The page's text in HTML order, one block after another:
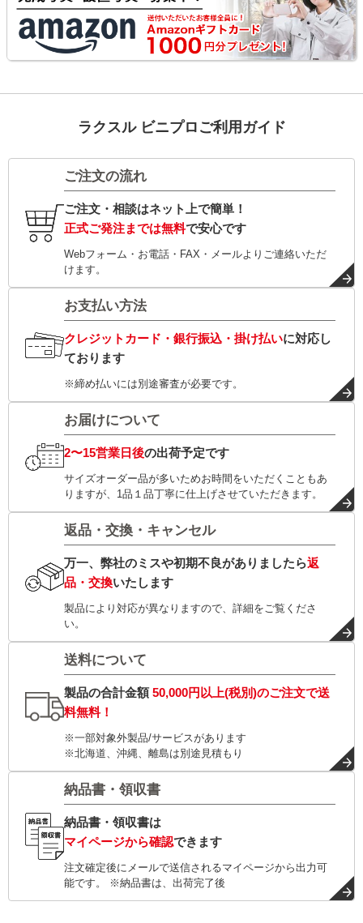
ラクスル ビニプロご利用ガイド
ご注文の流れ
ご注文・相談はネット上で簡単！
正式ご発注までは無料で安心です
Webフォーム・お電話・FAX・メールよりご連絡いただ
けます。
お支払い方法
クレジットカード・銀行振込・掛け払いに対応し
ております
※締め払いには別途審査が必要です。
お届けについて
2〜15営業日後の出荷予定です
サイズオーダー品が多いためお時間をいただくこともあ
りますが、1品１品丁寧に仕上げさせていただきます。
返品・交換・キャンセル
万一、弊社のミスや初期不良がありましたら返
品・交換いたします
製品により対応が異なりますので、詳細をご覧くださ
い。
送料について
製品の合計金額50,000円以上(税別)のご注文で送
料無料！
※一部対象外製品/サービスがあります
※北海道、沖縄、離島は別途見積もり
納品書・領収書
納品書・領収書は
マイページから確認できます
注文確定後にメールで送信されるマイページから出力可
能です。 ※納品書は、出荷完了後